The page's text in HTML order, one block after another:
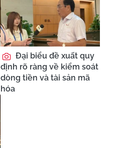
Đại biểu đề xuất quy
định rõ ràng về kiểm soát
dòng tiền và tài sản mã
hóa